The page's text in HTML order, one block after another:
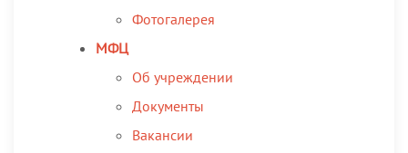
Фотогалерея
МФЦ
Об учреждении
Документы
Вакансии